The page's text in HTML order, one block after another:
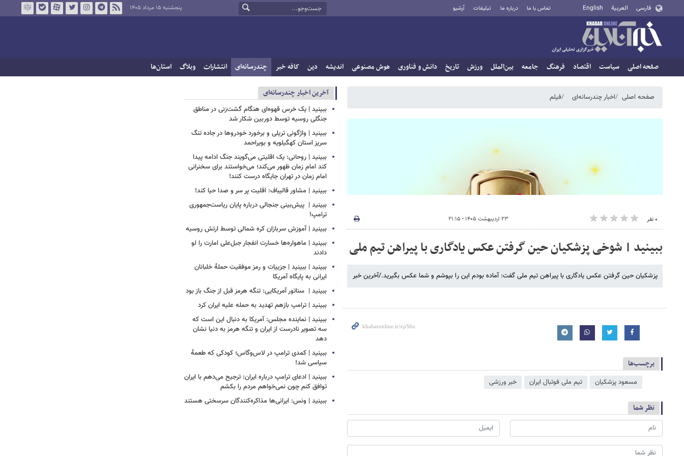
فارسی العربية English تماس با ما درباره ما تبلیغات آرشیو پنجشنبه ۱۵ مرداد ۱۴۰۵
صفحه اصلی سیاست اقتصاد فرهنگ جامعه بین‌الملل ورزش تاریخ دانش و فناوری هوش مصنوعی اندیشه دین کافه خبر چندرسانه‌ای انتشارات وبلاگ استان‌ها
صفحه اصلی اخبار چندرسانه‌ای فیلم
۰ نفر ۲۳ اردیبهشت ۱۴۰۵ - ۲۱:۱۵
ببینید | شوخی پزشکیان حین گرفتن عکس یادگاری با پیراهن تیم ملی
پزشکیان حین گرفتن عکس یادگاری با پیراهن تیم ملی گفت: آماده بودم این را بپوشم و شما عکس بگیرید./آخرین خبر
برچسب‌ها
مسعود پزشکیان تیم ملی فوتبال ایران خبر ورزشی
نظر شما
آخرین اخبار چندرسانه‌ای
ببینید | یک خرس قهوه‌ای هنگام گشت‌زنی در مناطق
جنگلی روسیه توسط دوربین شکار شد
ببینید | واژگونی تریلی و برخورد خودروها در جاده تنگ
سریز استان کهگیلویه و بویراحمد
ببینید | روحانی: یک اقلیتی می‌گویند جنگ ادامه پیدا
کند امام زمان ظهور می‌کند؛ می‌خواستند برای سخنرانی
امام زمان در تهران جایگاه درست کنند!
ببینید | مشاور قالیباف: اقلیت پر سر و صدا حیا کند!
ببینید | ‏ پیش‌بینی جنجالی درباره پایان ریاست‌جمهوری
ترامپ!
ببینید | آموزش سربازان کره شمالی توسط ارتش روسیه
ببینید | ماهواره‌ها خسارت انفجار جبل‌علی امارت را لو
دادند
ببینید | ببینید | جزییات و رمز موفقیت حملۀ خلبانان
ایرانی به پایگاه آمریکا
ببینید | ‏ سناتور آمریکایی: تنگه هرمز قبل از جنگ باز بود
ببینید | ترامپ بازهم تهدید به حمله علیه ایران کرد
ببینید | نماینده مجلس: آمریکا به دنبال این است که
سه تصویر نادرست از ایران و تنگه هرمز به دنیا نشان
دهد
ببینید | کمدی ترامپ در لاس‌وگاس؛ کودکی که طعمۀ
سیاسی شد!
ببینید | ادعای ترامپ درباره ایران: ترجیح می‌دهم با ایران
توافق کنم چون نمی‌خواهم مردم را بکشم
ببینید | ونس: ایرانی‌ها مذاکره‌کنندگان سرسختی هستند